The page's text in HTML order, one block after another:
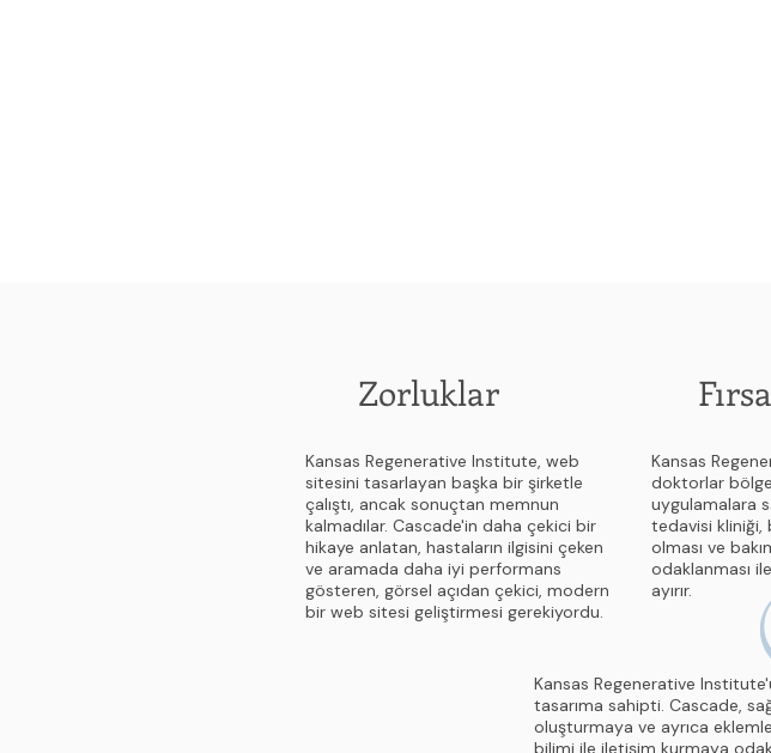
Zorluklar
Kansas Regenerative Institute, web
sitesini tasarlayan başka bir şirketle
çalıştı, ancak sonuçtan memnun
kalmadılar. Cascade'in daha çekici bir
hikaye anlatan, hastaların ilgisini çeken
ve aramada daha iyi performans
gösteren, görsel açıdan çekici, modern
bir web sitesi geliştirmesi gerekiyordu.
Kansas
doktorlar
uygulamalara
tedavisi kliniği,
olması ve
odaklanması
ayırır.
Kansas Regenerative
tasarıma sahipti. Cascade,
oluşturmaya ve ayrıca
bilimi ile iletişim kurmaya